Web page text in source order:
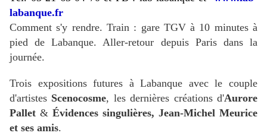
labanque.fr
Comment s'y rendre. Train : gare TGV à 10 minutes à
pied de Labanque. Aller-retour depuis Paris dans la
journée.
Trois expositions futures à Labanque avec le couple
d'artistes Scenocosme, les dernières créations d'Aurore
Pallet & Évidences singulières, Jean-Michel Meurice
et ses amis.